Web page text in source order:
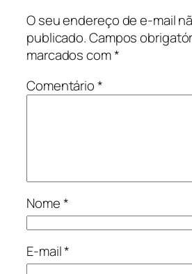
O seu endereço de e-mail
publicado.Campos
marcados com*
Comentário*
Nome*
E-mail*